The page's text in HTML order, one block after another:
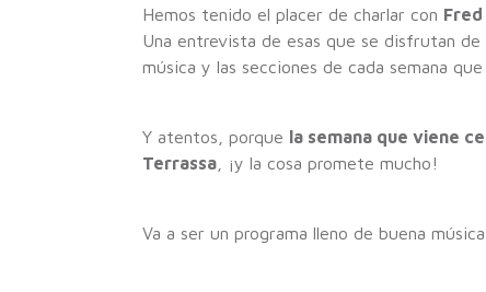
Hemos tenido el placer de charlar con
Una entrevista de esas que se disfrutan
música y las secciones de cada semana
Y atentos, porque la semana que viene
Terrassa , ¡y la cosa promete mucho!
Va a ser un programa lleno de buena